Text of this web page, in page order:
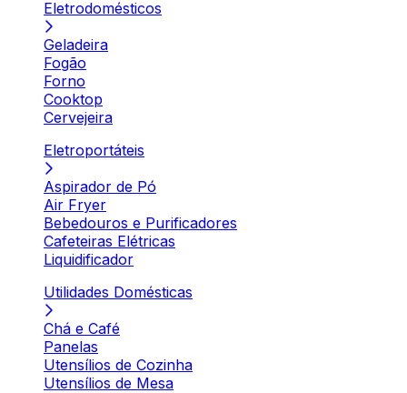
Eletrodomésticos
Geladeira
Fogão
Forno
Cooktop
Cervejeira
Eletroportáteis
Aspirador de Pó
Air Fryer
Bebedouros e Purificadores
Cafeteiras Elétricas
Liquidificador
Utilidades Domésticas
Chá e Café
Panelas
Utensílios de Cozinha
Utensílios de Mesa